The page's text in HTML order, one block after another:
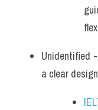
Unidentified
a clear